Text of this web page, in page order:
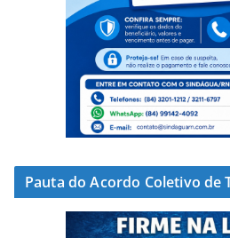
Pauta do Acordo Coletivo de